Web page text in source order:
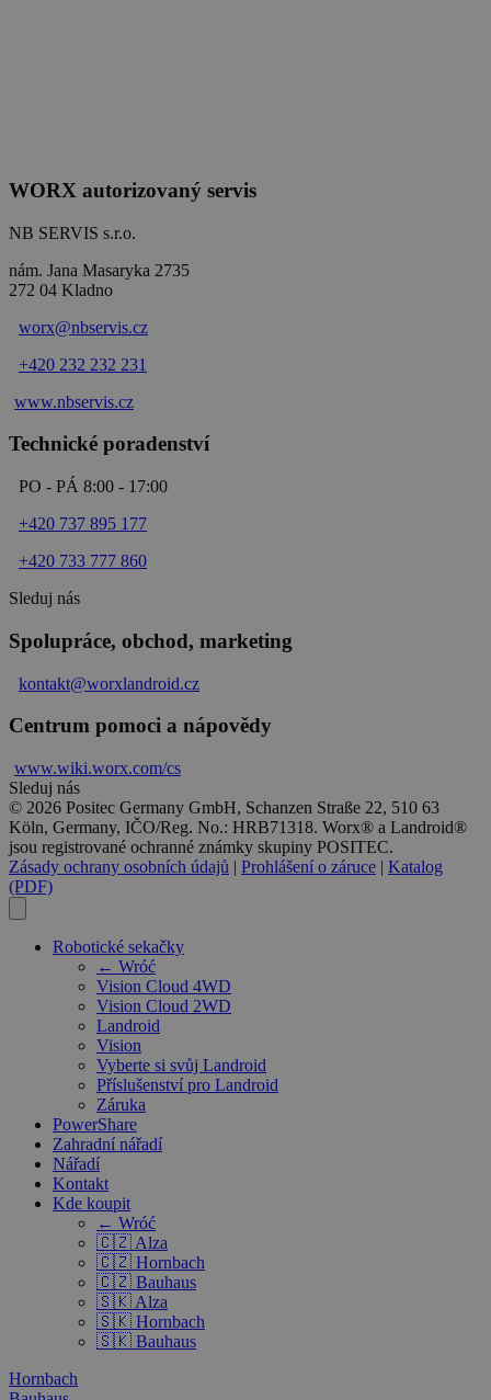
WORX autorizovaný servis
NB SERVIS s.r.o.
nám. Jana Masaryka 2735
272 04 Kladno
worx@nbservis.cz
+420 232 232 231
www.nbservis.cz
Technické poradenství
PO - PÁ 8:00 - 17:00
+420 737 895 177
+420 733 777 860
Sleduj nás
Spolupráce, obchod, marketing
kontakt@worxlandroid.cz
Centrum pomoci a nápovědy
www.wiki.worx.com/cs
Sleduj nás
© 2026 Positec Germany GmbH, Schanzen Straße 22, 510 63
Köln, Germany, IČO/Reg. No.: HRB71318. Worx® a Landroid®
jsou registrované ochranné známky skupiny POSITEC.
Zásady ochrany osobních údajů | Prohlášení o záruce | Katalog
(PDF)
Robotické sekačky
← Wróć
Vision Cloud 4WD
Vision Cloud 2WD
Landroid
Vision
Vyberte si svůj Landroid
Příslušenství pro Landroid
Záruka
PowerShare
Zahradní nářadí
Nářadí
Kontakt
Kde koupit
← Wróć
🇨🇿 Alza
🇨🇿 Hornbach
🇨🇿 Bauhaus
🇸🇰 Alza
🇸🇰 Hornbach
🇸🇰 Bauhaus
Hornbach